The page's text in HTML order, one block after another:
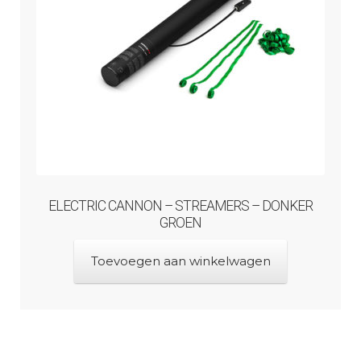
ELECTRIC CANNON – STREAMERS – DONKER
GROEN
Toevoegen aan winkelwagen